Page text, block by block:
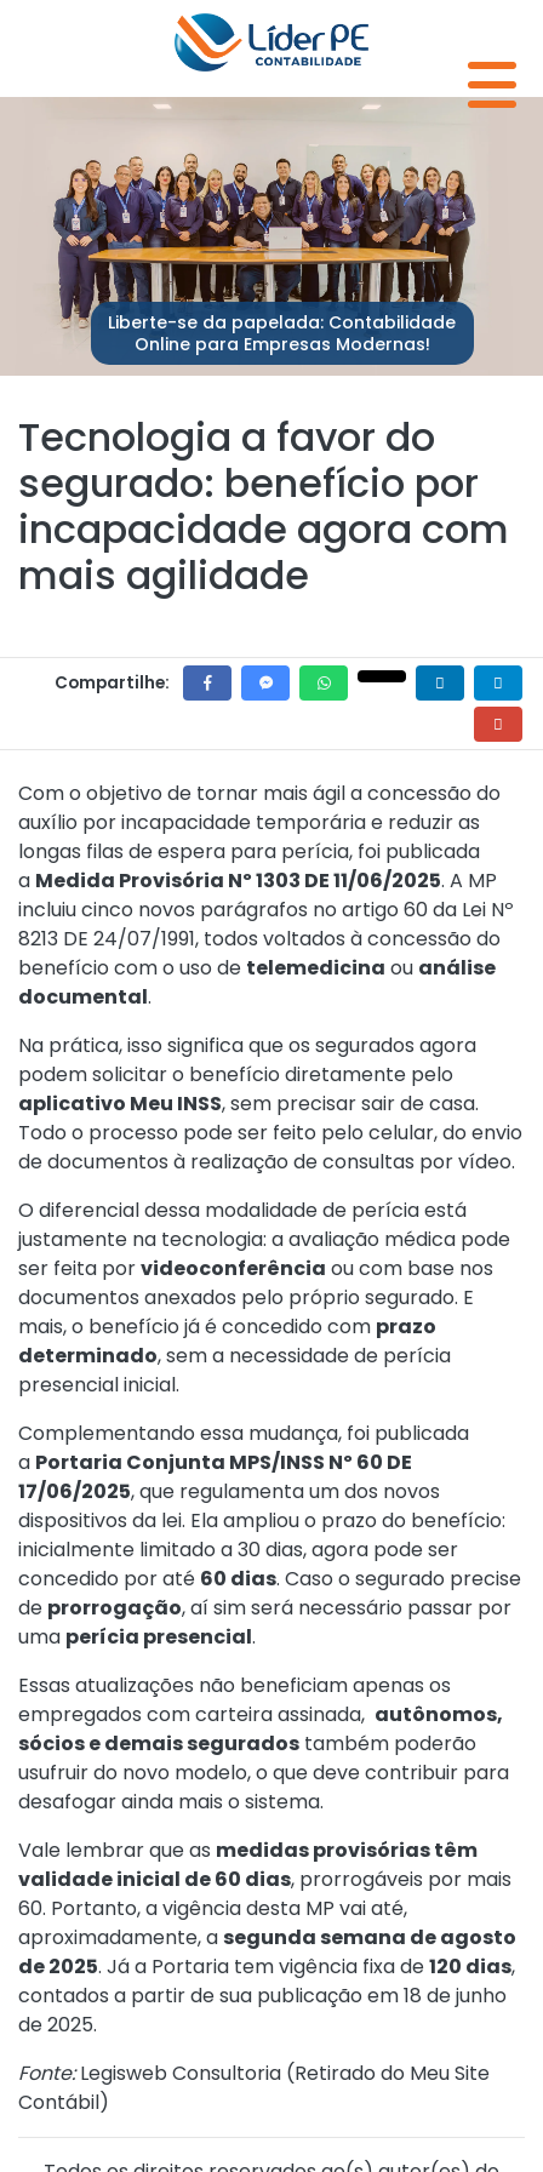
Liberte-se da papelada: Contabilidade
Online para Empresas Modernas!
Tecnologia a favor do
segurado: benefício por
incapacidade agora com
mais agilidade
Compartilhe:
Com o objetivo de tornar mais ágil a concessão do
auxílio por incapacidade temporária e reduzir as
longas filas de espera para perícia, foi publicada
a Medida Provisória Nº 1303 DE 11/06/2025. A MP
incluiu cinco novos parágrafos no artigo 60 da Lei Nº
8213 DE 24/07/1991, todos voltados à concessão do
benefício com o uso de telemedicina ou análise
documental.
Na prática, isso significa que os segurados agora
podem solicitar o benefício diretamente pelo
aplicativo Meu INSS, sem precisar sair de casa.
Todo o processo pode ser feito pelo celular, do envio
de documentos à realização de consultas por vídeo.
O diferencial dessa modalidade de perícia está
justamente na tecnologia: a avaliação médica pode
ser feita porvideoconferência ou com base nos
documentos anexados pelo próprio segurado. E
mais, o benefício já é concedido com prazo
determinado, sem a necessidade de perícia
presencial inicial.
Complementando essa mudança, foi publicada
a Portaria Conjunta MPS/INSS Nº 60 DE
17/06/2025, que regulamenta um dos novos
dispositivos da lei. Ela ampliou o prazo do benefício:
inicialmente limitado a 30 dias, agora pode ser
concedido por até 60 dias. Caso o segurado precise
de prorrogação, aí sim será necessário passar por
uma perícia presencial.
Essas atualizações não beneficiam apenas os
empregados com carteira assinada, autônomos,
sócios e demais segurados também poderão
usufruir do novo modelo, o que deve contribuir para
desafogar ainda mais o sistema.
Vale lembrar que as medidas provisórias têm
validade inicial de 60 dias, prorrogáveis por mais
60. Portanto, a vigência desta MP vai até,
aproximadamente, a segunda semana de agosto
de 2025. Já a Portaria tem vigência fixa de120 dias,
contados a partir de sua publicação em 18 de junho
de 2025.
Fonte:Legisweb Consultoria (Retirado do Meu Site
Contábil)